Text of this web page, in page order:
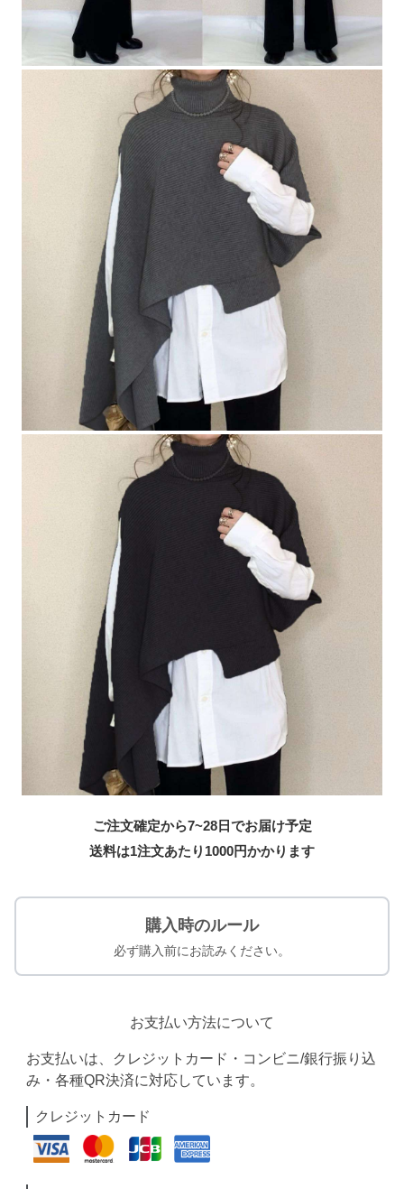
ご注文確定から7~28日でお届け予定
送料は1注文あたり 1000円かかります
購入時のルール
必ず購入前にお読みください。
お支払い方法について
お支払いは、クレジットカード・コンビニ/銀行振り込
み・各種QR決済に対応しています。
クレジットカード